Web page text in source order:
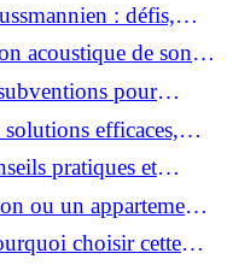
: défis,
des prix
acoustique de son
pour
2026 ?
efficaces,
pratiques et
ou un appartement
et astuces ?
choisir cette